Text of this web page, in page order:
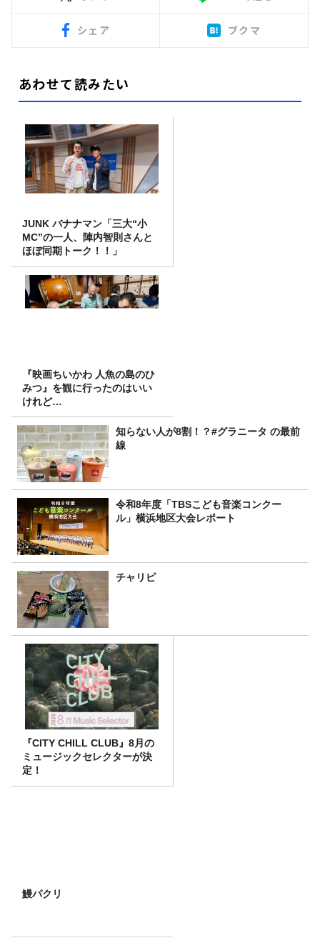
シェア ブクマ
あわせて読みたい
JUNK バナナマン「三大“小
MC”の一人、陣内智則さんと
ほぼ同期トーク！！」
『映画ちいかわ 人魚の島のひ
みつ』を観に行ったのはいい
けれど…
知らない人が8割！？#グラニータ の最前
線
令和8年度「TBSこども音楽コンクー
ル」横浜地区大会レポート
チャリピ
『CITY CHILL CLUB』8月の
ミュージックセレクターが決
定！
鰻パクリ